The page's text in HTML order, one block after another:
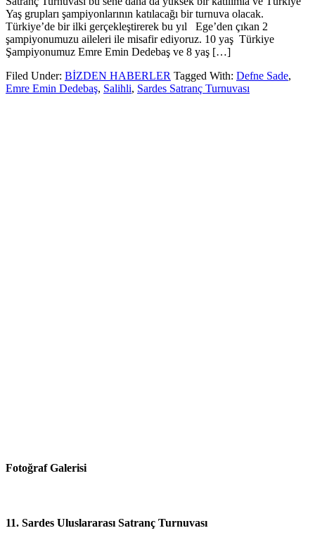
Yaş grupları şampiyonlarının katılacağı bir turnuva olacak.
Türkiye’de bir ilki gerçekleştirerek bu yıl Ege’den çıkan 2
şampiyonumuzu aileleri ile misafir ediyoruz. 10 yaş Türkiye
Şampiyonumuz Emre Emin Dedebaş ve 8 yaş […]
Filed Under: BİZDEN HABERLER Tagged With: Defne Sade,
Emre Emin Dedebaş, Salihli, Sardes Satranç Turnuvası
Fotoğraf Galerisi
11. Sardes Uluslararası Satranç Turnuvası